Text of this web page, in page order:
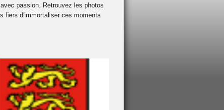
passion. Retrouvez les photos
fiers d'immortaliser ces moments